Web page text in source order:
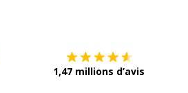
1,47 millions d’avis